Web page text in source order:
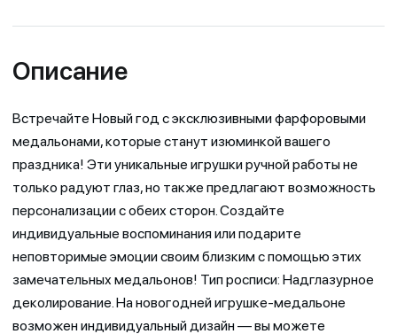
Описание
Встречайте Новый год с эксклюзивными фарфоровыми
медальонами, которые станут изюминкой вашего
праздника! Эти уникальные игрушки ручной работы не
только радуют глаз, но также предлагают возможность
персонализации с обеих сторон. Создайте
индивидуальные воспоминания или подарите
неповторимые эмоции своим близким с помощью этих
замечательных медальонов! Тип росписи: Надглазурное
деколирование. На новогодней игрушке-медальоне
возможен индивидуальный дизайн — вы можете